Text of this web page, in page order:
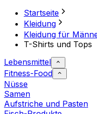
Startseite
Kleidung
Kleidung für
T-Shirts und Tops
Lebensmittel
Fitness-Food
Nüsse
Samen
Aufstriche und Pasten